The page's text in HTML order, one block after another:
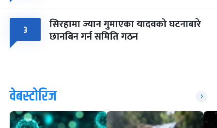
३ सिरहामा ज्यान गुमाएका यादवको घटनाबारे
छानबिन गर्न समिति गठन
वेबस्टोरिज